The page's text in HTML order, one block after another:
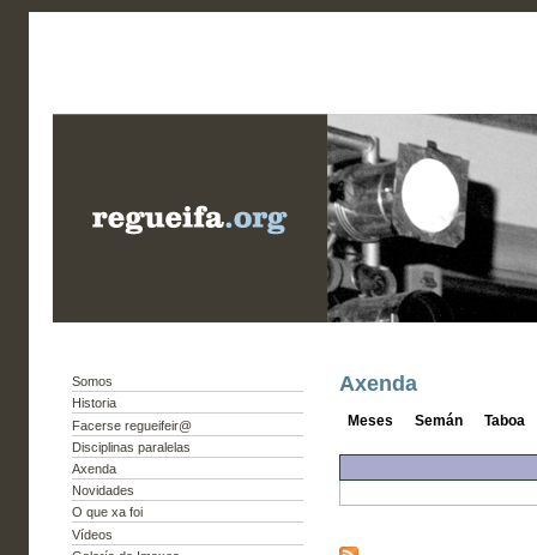
Somos
Historia
Facerse regueifeir@
Disciplinas paralelas
Axenda
Novidades
O que xa foi
Vídeos
Axenda
Meses Semán Taboa